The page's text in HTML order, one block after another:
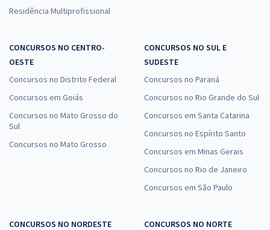
Residência Multiprofissional
CONCURSOS NO CENTRO-
OESTE
Concursos no Distrito Federal
Concursos em Goiás
Concursos no Mato Grosso do
Sul
Concursos no Mato Grosso
CONCURSOS NO SUL E
SUDESTE
Concursos no Paraná
Concursos no Rio Grande do Sul
Concursos em Santa Catarina
Concursos no Espírito Santo
Concursos em Minas Gerais
Concursos no Rio de Janeiro
Concursos em São Paulo
CONCURSOS NO NORDESTE
CONCURSOS NO NORTE